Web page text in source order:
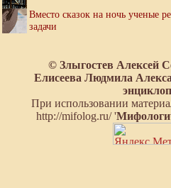
Вместо сказок на ночь ученые
задачи
© Злыгостев Алексей
Елисеева Людмила
При использовании
http://mifolog.ru/ '